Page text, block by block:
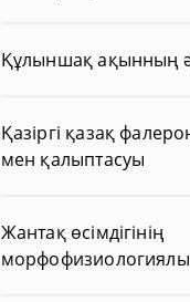
Құлыншақ ақынның
Қазіргі қазақ
мен қалыптасуы
Жантақ өсімдігінің